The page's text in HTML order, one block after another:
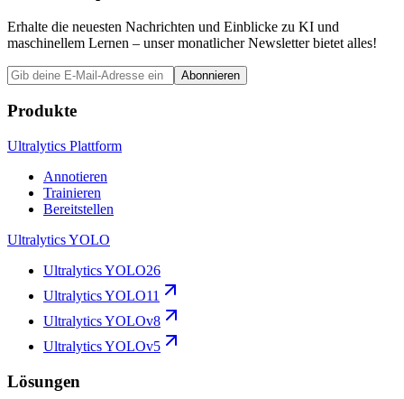
Erhalte die neuesten Nachrichten und Einblicke zu KI und
maschinellem Lernen – unser monatlicher Newsletter bietet alles!
Abonnieren
Produkte
Ultralytics Plattform
Annotieren
Trainieren
Bereitstellen
Ultralytics YOLO
Ultralytics YOLO26
Ultralytics YOLO11
Ultralytics YOLOv8
Ultralytics YOLOv5
Lösungen